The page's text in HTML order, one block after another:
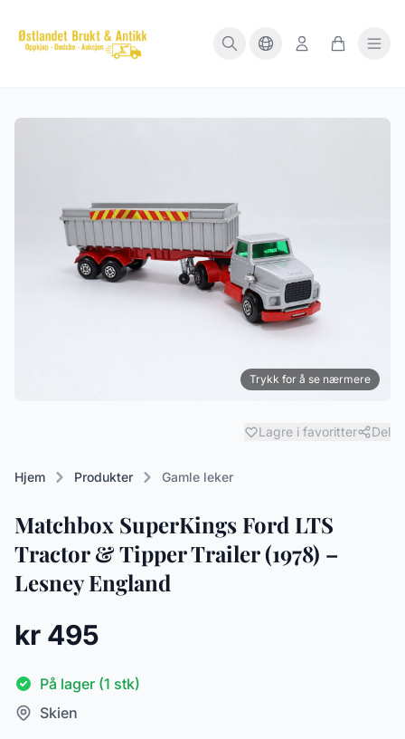
Trykk for å se nærmere
Lagre i favoritter Del
Hjem Produkter Gamle leker
Matchbox SuperKings Ford LTS
Tractor & Tipper Trailer (1978) –
Lesney England
kr 495
På lager (1 stk)
Skien